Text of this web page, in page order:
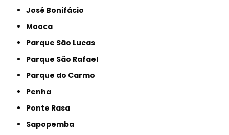
José Bonifácio
Mooca
Parque São Lucas
Parque São Rafael
Parque do Carmo
Penha
Ponte Rasa
Sapopemba